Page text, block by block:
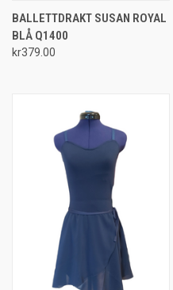
BALLETTDRAKT SUSAN ROYAL
BLÅ Q1400
kr379.00